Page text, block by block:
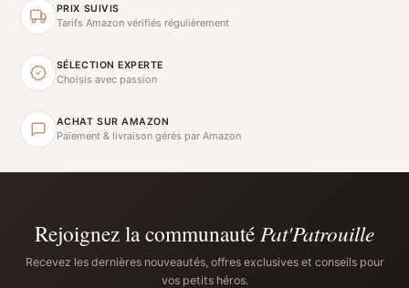
PRIX SUIVIS
Tarifs Amazon vérifiés régulièrement
SÉLECTION EXPERTE
Choisis avec passion
ACHAT SUR AMAZON
Paiement & livraison gérés par Amazon
Rejoignez la communauté Pat'Patrouille
Recevez les dernières nouveautés, offres exclusives et conseils pour
vos petits héros.